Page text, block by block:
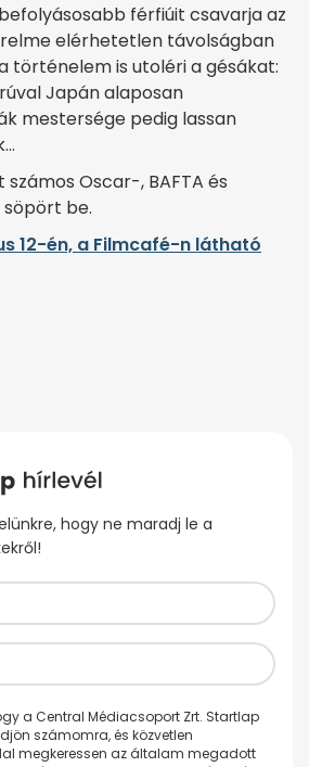
férfiúit csavarja az
elérhetetlen távolságban
történelem is utoléri a gésákat:
Japán alaposan
mestersége pedig lassan
Oscar-, BAFTA és
be.
12-én, a Filmcafé-n látható
hogy ne maradj le a
a Central Médiacsoport Zrt. Startlap
számomra, és közvetlen
megkeressen az általam megadott